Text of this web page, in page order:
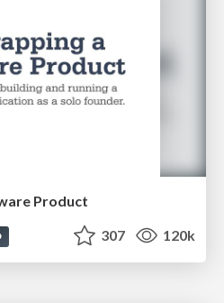
Product
307 120k